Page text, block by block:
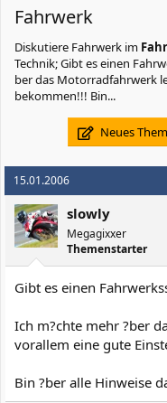
Fahrwerk
Diskutiere Fahrwerk im
Technik; Gibt es einen
ber das Motorradfahrwerk
bekommen!!! Bin...
Neues
15.01.2006
slowly
Megagixxer
Themenstarter
Gibt es einen
Ich m?chte mehr ?ber
vorallem eine gute
Bin ?ber alle Hinweise